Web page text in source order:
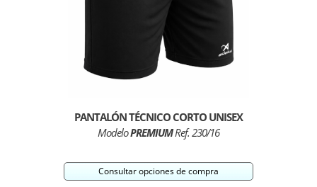
PANTALÓN TÉCNICO CORTO UNISEX
ModeloPREMIUMRef. 230/16
Consultar opciones de compra